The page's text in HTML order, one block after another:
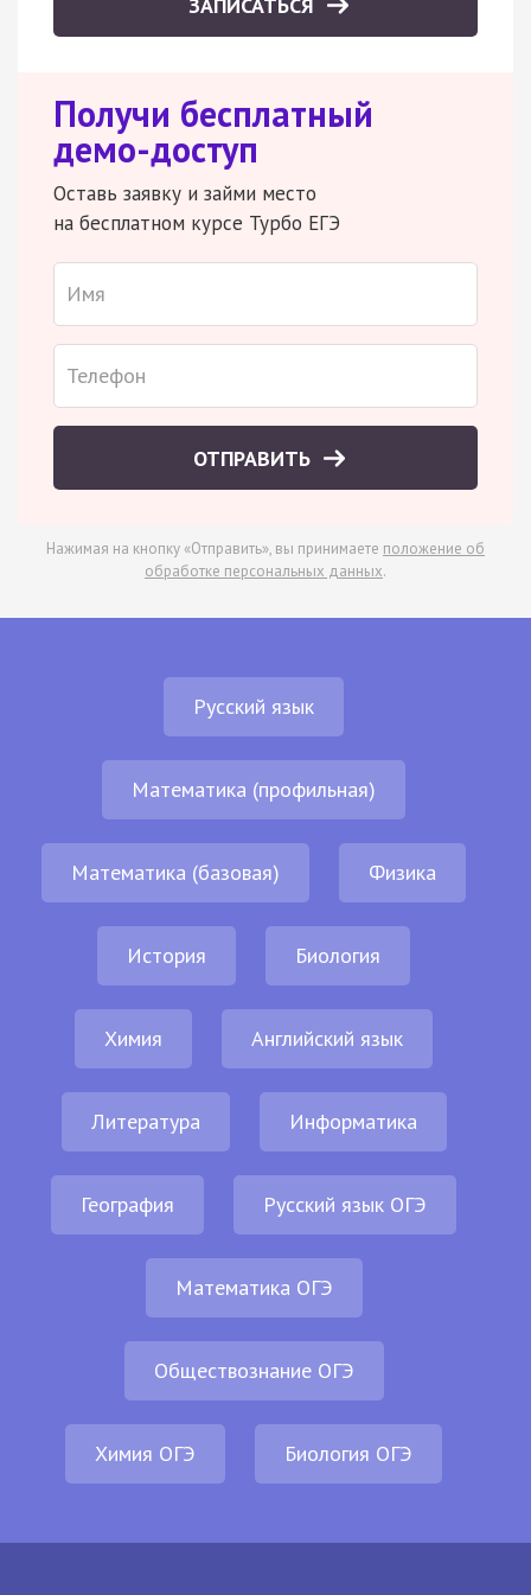
Получи бесплатный
демо-доступ
Оставь заявку и займи место
на бесплатном курсе Турбо ЕГЭ
ОТПРАВИТЬ
Нажимая на кнопку «Отправить», вы принимаете положение об
обработке персональных данных.
Русский язык
Математика (профильная)
Математика (базовая) Физика
История Биология
Химия Английский язык
Литература Информатика
География Русский язык ОГЭ
Математика ОГЭ
Обществознание ОГЭ
Химия ОГЭ Биология ОГЭ